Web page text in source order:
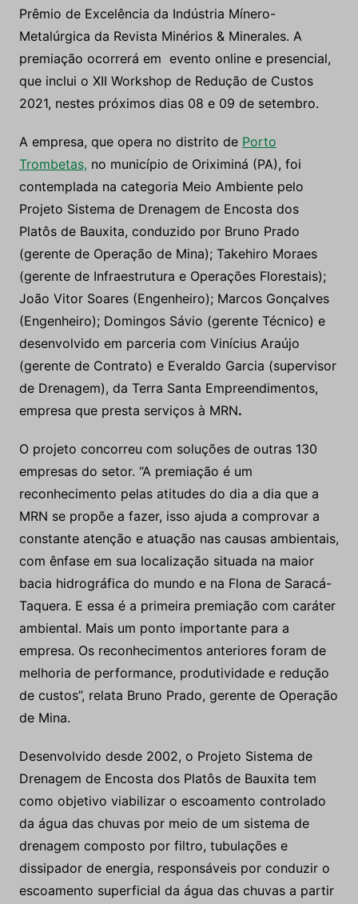
Prêmio de Excelência da Indústria Mínero-
Metalúrgica da Revista Minérios & Minerales. A
premiação ocorrerá em evento online e presencial,
que inclui o XII Workshop de Redução de Custos
2021, nestes próximos dias 08 e 09 de setembro.
A empresa, que opera no distrito de Porto
Trombetas, no município de Oriximiná (PA), foi
contemplada na categoria Meio Ambiente pelo
Projeto Sistema de Drenagem de Encosta dos
Platôs de Bauxita, conduzido por Bruno Prado
(gerente de Operação de Mina); Takehiro Moraes
(gerente de Infraestrutura e Operações Florestais);
João Vitor Soares (Engenheiro); Marcos Gonçalves
(Engenheiro); Domingos Sávio (gerente Técnico) e
desenvolvido em parceria com Vinícius Araújo
(gerente de Contrato) e Everaldo Garcia (supervisor
de Drenagem), da Terra Santa Empreendimentos,
empresa que presta serviços à MRN.
O projeto concorreu com soluções de outras 130
empresas do setor. “A premiação é um
reconhecimento pelas atitudes do dia a dia que a
MRN se propõe a fazer, isso ajuda a comprovar a
constante atenção e atuação nas causas ambientais,
com ênfase em sua localização situada na maior
bacia hidrográfica do mundo e na Flona de Saracá-
Taquera. E essa é a primeira premiação com caráter
ambiental. Mais um ponto importante para a
empresa. Os reconhecimentos anteriores foram de
melhoria de performance, produtividade e redução
de custos”, relata Bruno Prado, gerente de Operação
de Mina.
Desenvolvido desde 2002, o Projeto Sistema de
Drenagem de Encosta dos Platôs de Bauxita tem
como objetivo viabilizar o escoamento controlado
da água das chuvas por meio de um sistema de
drenagem composto por filtro, tubulações e
dissipador de energia, responsáveis por conduzir o
escoamento superficial da água das chuvas a partir